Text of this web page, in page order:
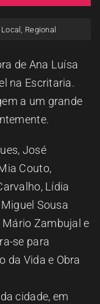
Local Regional
de Ana Luísa
na Escritaria.
a um grande
José
Couto,
Lídia
Sousa
Mário Zambujal e
se para
da Vida e Obra
cidade, em